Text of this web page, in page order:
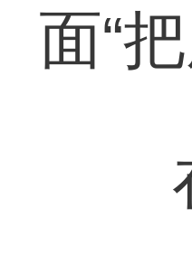
面“
在